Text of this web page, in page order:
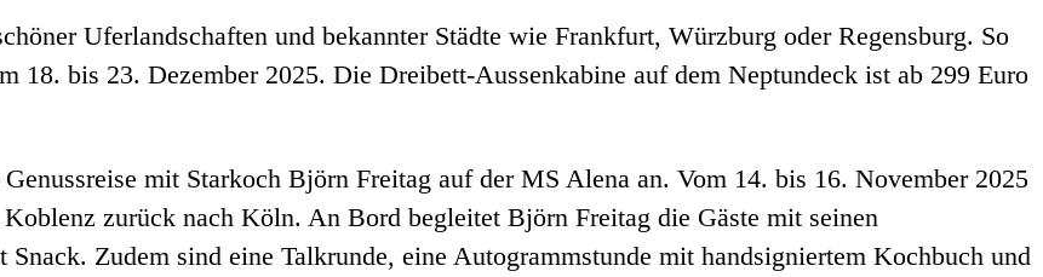
Uferlandschaften und bekannter Städte wie Frankfurt, Würzburg oder Regensburg. So
18. bis 23. Dezember 2025. Die Dreibett-Aussenkabine auf dem Neptundeck ist ab 299 Euro
mit Starkoch Björn Freitag auf der MS Alena an. Vom 14. bis 16. November 2025
zurück nach Köln. An Bord begleitet Björn Freitag die Gäste mit seinen
Zudem sind eine Talkrunde, eine Autogrammstunde mit handsigniertem Kochbuch und